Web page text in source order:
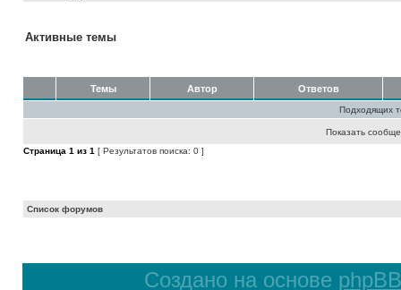
Активные темы
Темы Автор Ответов
Подходящих
Показать
Страница 1 из 1 [ Результатов поиска: 0 ]
Список форумов
Создано на основе phpBB